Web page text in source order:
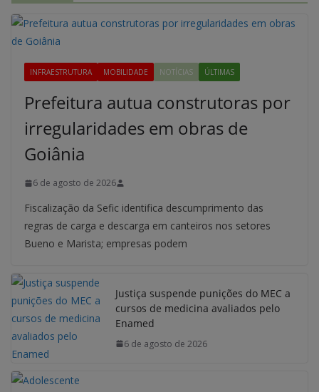
INFRAESTRUTURA MOBILIDADE NOTÍCIAS ÚLTIMAS
Prefeitura autua construtoras por
irregularidades em obras de
Goiânia
6 de agosto de 2026
Fiscalização da Sefic identifica descumprimento das
regras de carga e descarga em canteiros nos setores
Bueno e Marista; empresas podem
Justiça suspende punições do MEC a
cursos de medicina avaliados pelo
Enamed
6 de agosto de 2026